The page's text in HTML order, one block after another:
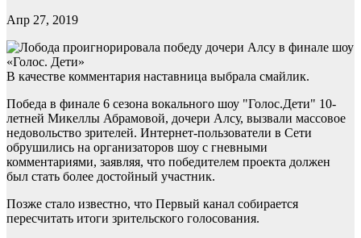
Апр 27, 2019
В качестве комментария наставница выбрала смайлик.
Победа в финале 6 сезона вокального шоу "Голос.Дети" 10-
летней Микеллы Абрамовой, дочери Алсу, вызвали массовое
недовольство зрителей. Интернет-пользователи в Сети
обрушились на организаторов шоу с гневными
комментариями, заявляя, что победителем проекта должен
был стать более достойный участник.
Позже стало известно, что Первый канал собирается
пересчитать итоги зрительского голосования.